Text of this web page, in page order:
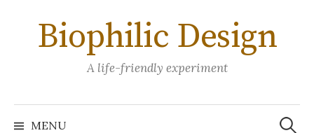
contentBiophilic Design
A life-friendly experiment
MENU
Search
for: